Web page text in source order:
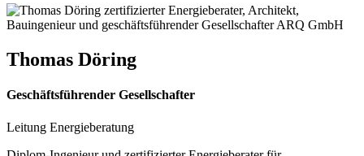
Thomas Döring
Geschäftsführender Gesellschafter
Leitung Energieberatung